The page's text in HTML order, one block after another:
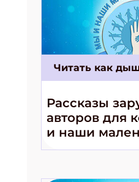
Читать как
Рассказы
авторов для
и наши